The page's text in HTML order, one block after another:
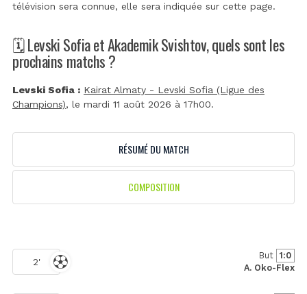
télévision sera connue, elle sera indiquée sur cette page.
🗓️ Levski Sofia et Akademik Svishtov, quels sont les
prochains matchs ?
Levski Sofia : Kairat Almaty - Levski Sofia (Ligue des
Champions), le mardi 11 août 2026 à 17h00.
RÉSUMÉ DU MATCH
COMPOSITION
2'
But 1:0
A. Oko-Flex